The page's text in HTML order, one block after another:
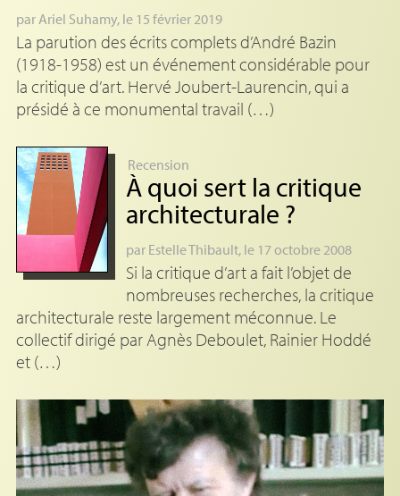
par Ariel Suhamy, le 15 février 2019
La parution des écrits complets d’André Bazin
(1918-1958) est un événement considérable pour
la critique d’art. Hervé Joubert-Laurencin, qui a
présidé à ce monumental travail (…)
Recension
À quoi sert la critique
architecturale ?
par Estelle Thibault, le 17 octobre 2008
Si la critique d’art a fait l’objet de
nombreuses recherches, la critique
architecturale reste largement méconnue. Le
collectif dirigé par Agnès Deboulet, Rainier Hoddé
et (…)